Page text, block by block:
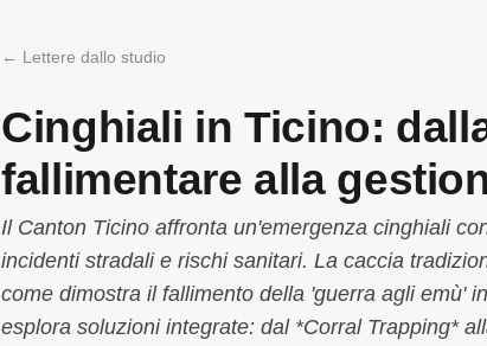
← Lettere dallo studio
Cinghiali in Ticino:
fallimentare alla
Il Canton Ticino affronta un'emergenza cinghiali
incidenti stradali e rischi sanitari. La caccia
come dimostra il fallimento della 'guerra agli emù'
esplora soluzioni integrate: dal *Corral Trapping*